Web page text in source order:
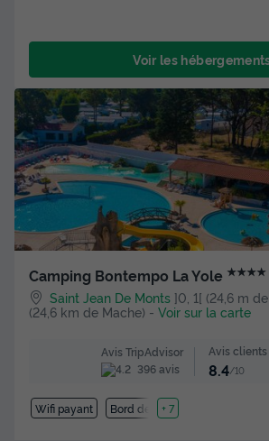
Voir les
Camping Bontempo La Yole ★★★★
Saint Jean De Monts ]0, 1[ (24,6 m
(24,6 km de Mache) - Voir sur la carte
Avis TripAdvisor
396 avis
Avis clients
8.4/10
Wifi payant Bord de mer
+ 7